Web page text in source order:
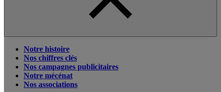
Notre histoire
Nos chiffres clés
Nos campagnes publicitaires
Notre mécénat
Nos associations